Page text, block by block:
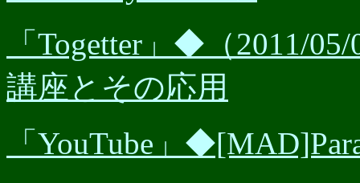
「Togetter」◆（2011/
講座とその応用
「YouTube」